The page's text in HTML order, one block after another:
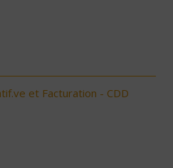
et Facturation - CDD